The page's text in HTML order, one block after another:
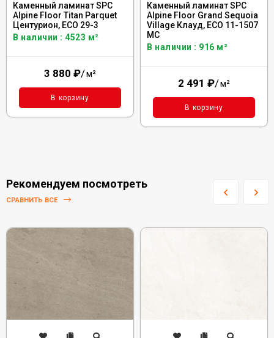
Каменный ламинат SPC
Alpine Floor Titan Parquet
Центурион, ЕСО 29-3
В наличии : 4523 м²
3 880 ₽/м²
В корзину
Каменный ламинат SPC
Alpine Floor Grand Sequoia
Village Клауд, ECO 11-1507
MC
В наличии : 916 м²
2 491 ₽/м²
В корзину
Рекомендуем посмотреть
СРАВНИТЬ ВСЕ